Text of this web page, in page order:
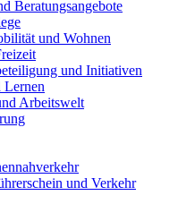
Beratungsangebote
und Wohnen
und Initiativen
Lernen
Arbeitswelt
und Verkehr